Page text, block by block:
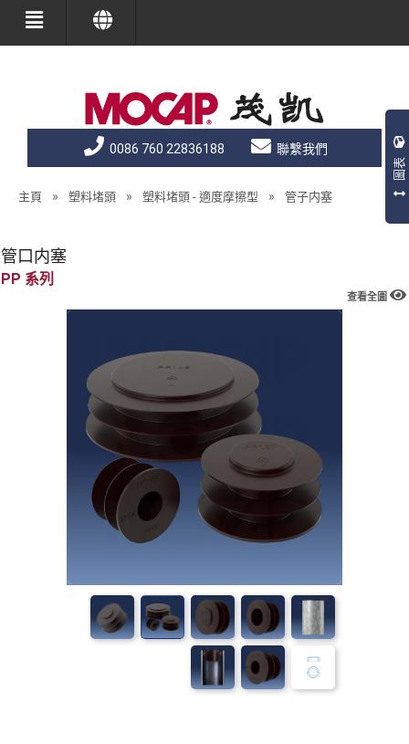
0086 760 22836188 聯繫我們
主頁 » 塑料堵頭 » 塑料堵頭 - 適度摩擦型 » 管子内塞
管口内塞
PP
查看全圖
圖表